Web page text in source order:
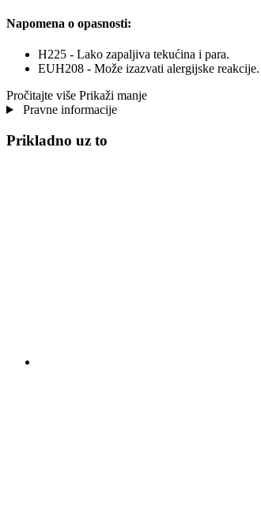
Napomena o opasnosti:
H225 - Lako zapaljiva tekućina i para.
EUH208 - Može izazvati alergijske reakcije.
Pročitajte više Prikaži manje
Pravne informacije
Prikladno uz to